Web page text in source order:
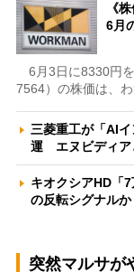
《
6月
6月3日に8330円を
7564）の株価は、
三菱重工が「AI
運 エヌビディ
キオクシアHD「
の反転シグナル
突然マルサが